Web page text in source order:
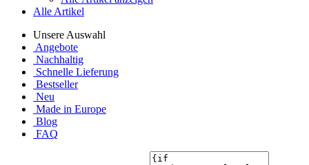
Alle Artikel
Unsere Auswahl
Angebote
Nachhaltig
Schnelle Lieferung
Bestseller
Neu
Made in Europe
Blog
FAQ